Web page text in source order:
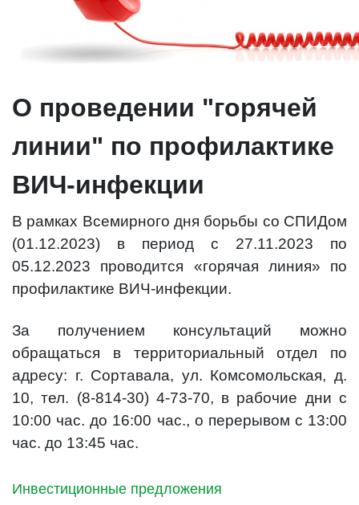
Инвестиционные предложения
О проведении "горячей
линии" по профилактике
ВИЧ-инфекции
В рамках Всемирного дня борьбы со СПИДом
(01.12.2023) в период с 27.11.2023 по
05.12.2023 проводится «горячая линия» по
профилактике ВИЧ-инфекции.
За получением консультаций можно
обращаться в территориальный отдел по
адресу: г. Сортавала, ул. Комсомольская, д.
10, тел. (8-814-30) 4-73-70, в рабочие дни с
10:00 час. до 16:00 час., о перерывом с 13:00
час. до 13:45 час.